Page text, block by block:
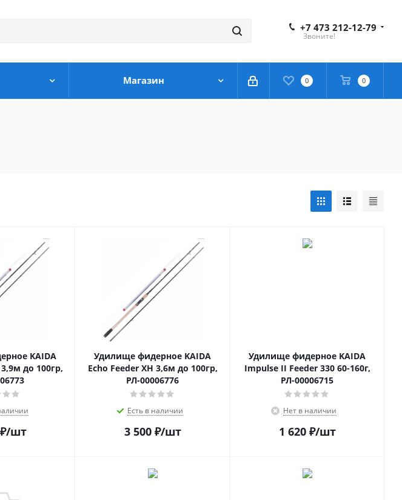
+7 473 212-12-79
Звоните!
0 0
Магазин
KAIDA
до 100гр,
/шт
Удилище фидерное KAIDA
Echo Feeder XH 3,6м до 100гр,
РЛ-00006776
Есть в наличии
3 500₽/шт
Удилище фидерное KAIDA
Impulse II Feeder 330 60-160г,
РЛ-00006715
Нет в наличии
1 620₽/шт